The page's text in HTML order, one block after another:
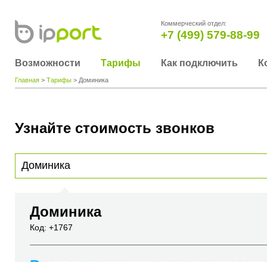
Коммерческий отдел:
+7 (499) 579-88-99
Возможности Тарифы Как подключить
Главная > Тарифы > Доминика
Узнайте стоимость звонков
Доминика
Код: +1767